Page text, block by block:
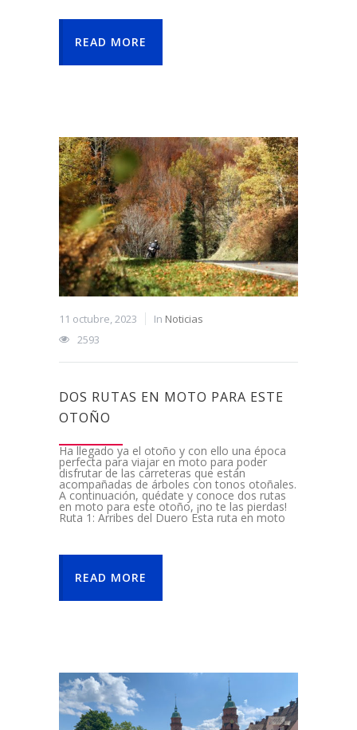
READ MORE
11 octubre, 2023 In Noticias
2593
DOS RUTAS EN MOTO PARA ESTE
OTOÑO
Ha llegado ya el otoño y con ello una época
perfecta para viajar en moto para poder
disfrutar de las carreteras que están
acompañadas de árboles con tonos otoñales.
A continuación, quédate y conoce dos rutas
en moto para este otoño, ¡no te las pierdas!
Ruta 1: Arribes del Duero Esta ruta en moto
READ MORE